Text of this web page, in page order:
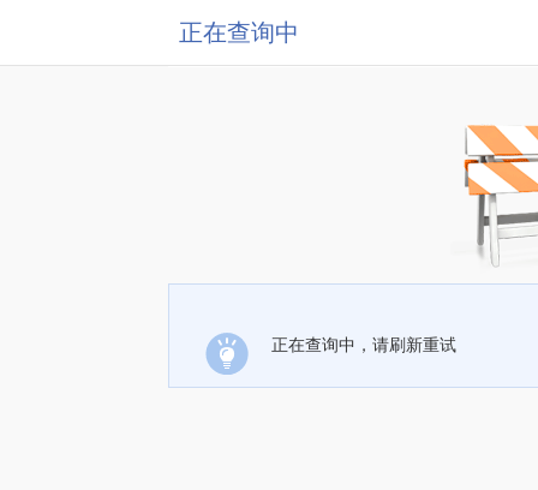
正在查询中
正在查询中，请刷新重试